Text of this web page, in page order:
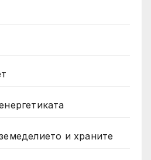
и храните